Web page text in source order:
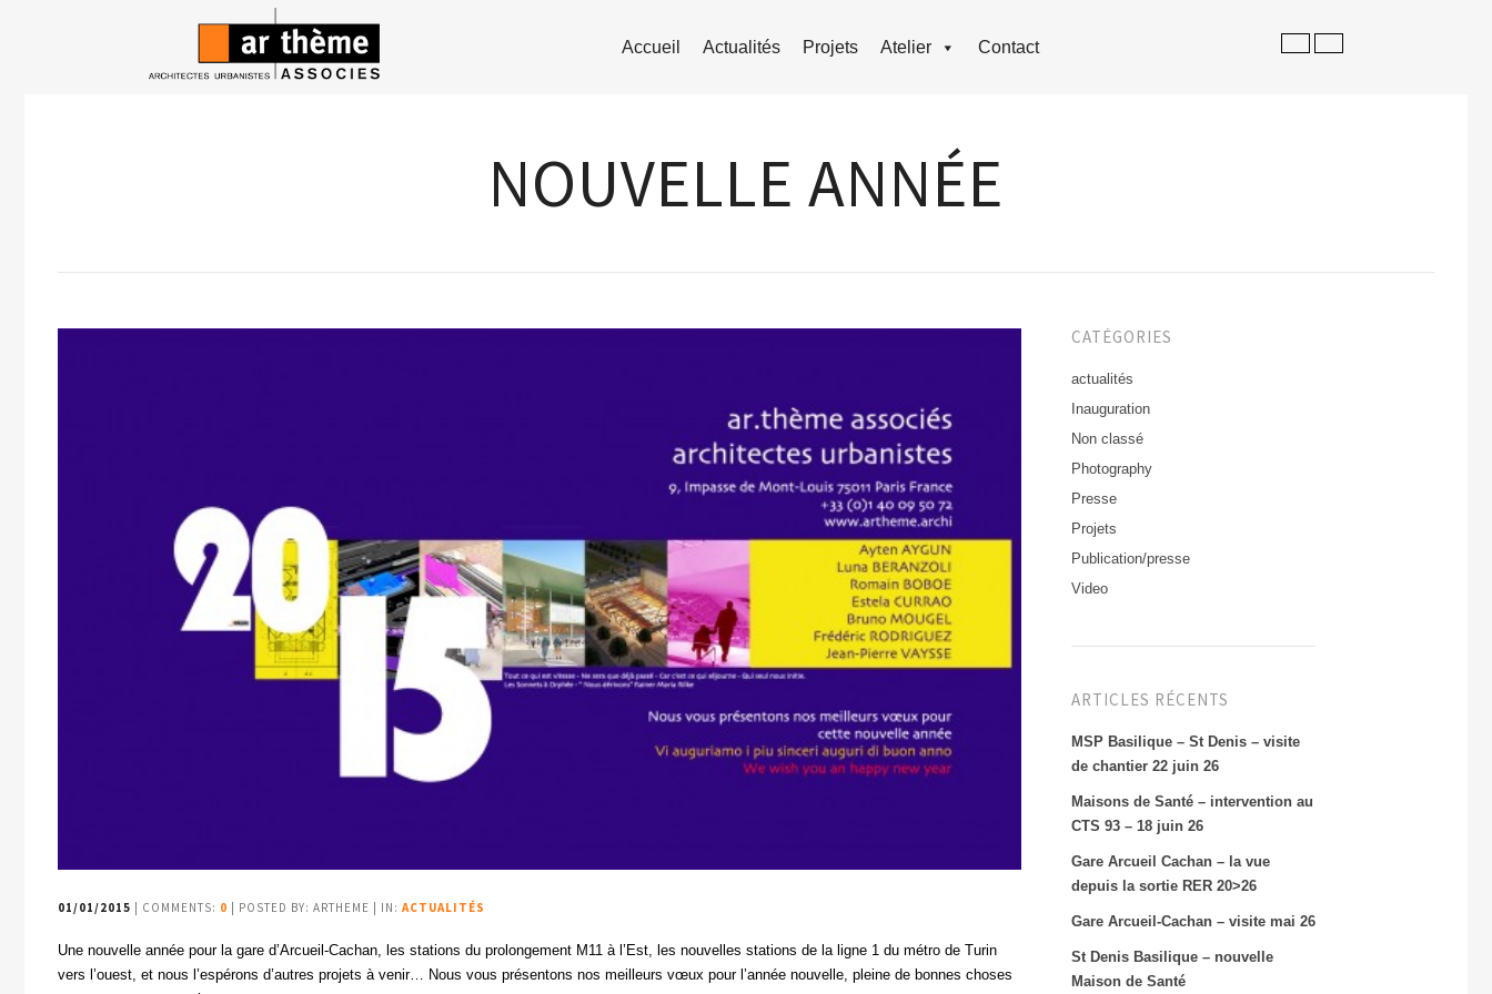
Accueil Actualités Projets Atelier Contact
NOUVELLE ANNÉE
01/01/2015 | COMMENTS: 0 | POSTED BY: ARTHEME | IN: ACTUALITÉS
Une nouvelle année pour la gare d’Arcueil-Cachan, les stations du prolongement M11 à l’Est, les nouvelles stations de la ligne 1 du métro de Turin
vers l’ouest, et nous l’espérons d’autres projets à venir… Nous vous présentons nos meilleurs vœux pour l’année nouvelle, pleine de bonnes choses
CATÉGORIES
actualités
Inauguration
Non classé
Photography
Presse
Projets
Publication/presse
Video
ARTICLES RÉCENTS
MSP Basilique – St Denis – visite
de chantier 22 juin 26
Maisons de Santé – intervention au
CTS 93 – 18 juin 26
Gare Arcueil Cachan – la vue
depuis la sortie RER 20>26
Gare Arcueil-Cachan – visite mai 26
St Denis Basilique – nouvelle
Maison de Santé